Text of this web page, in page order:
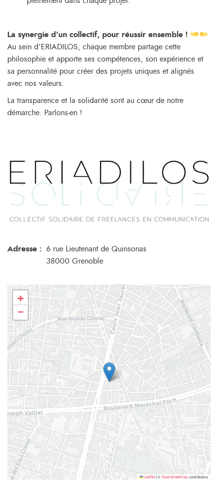
La synergie d’un collectif, pour réussir ensemble !
Au sein d’ERIADILOS, chaque membre partage cette
philosophie et apporte ses compétences, son expérience et
sa personnalité pour créer des projets uniques et alignés
avec nos valeurs.
La transparence et la solidarité sont au cœur de notre
démarche. Parlons-en !
Adresse :
6 rue Lieutenant de Quinsonas
38000 Grenoble
+
−
Leaflet © OpenStreetMap contributors